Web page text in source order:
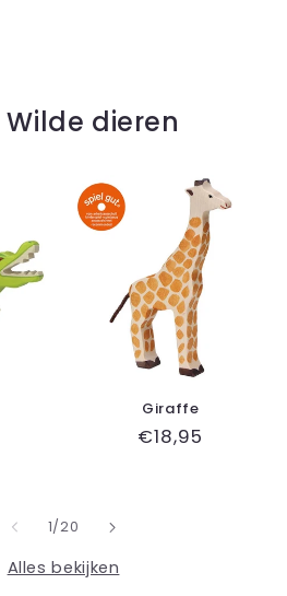
dieren
Giraffe
Normale
€18,95
1/ van
20
Alles bekijken